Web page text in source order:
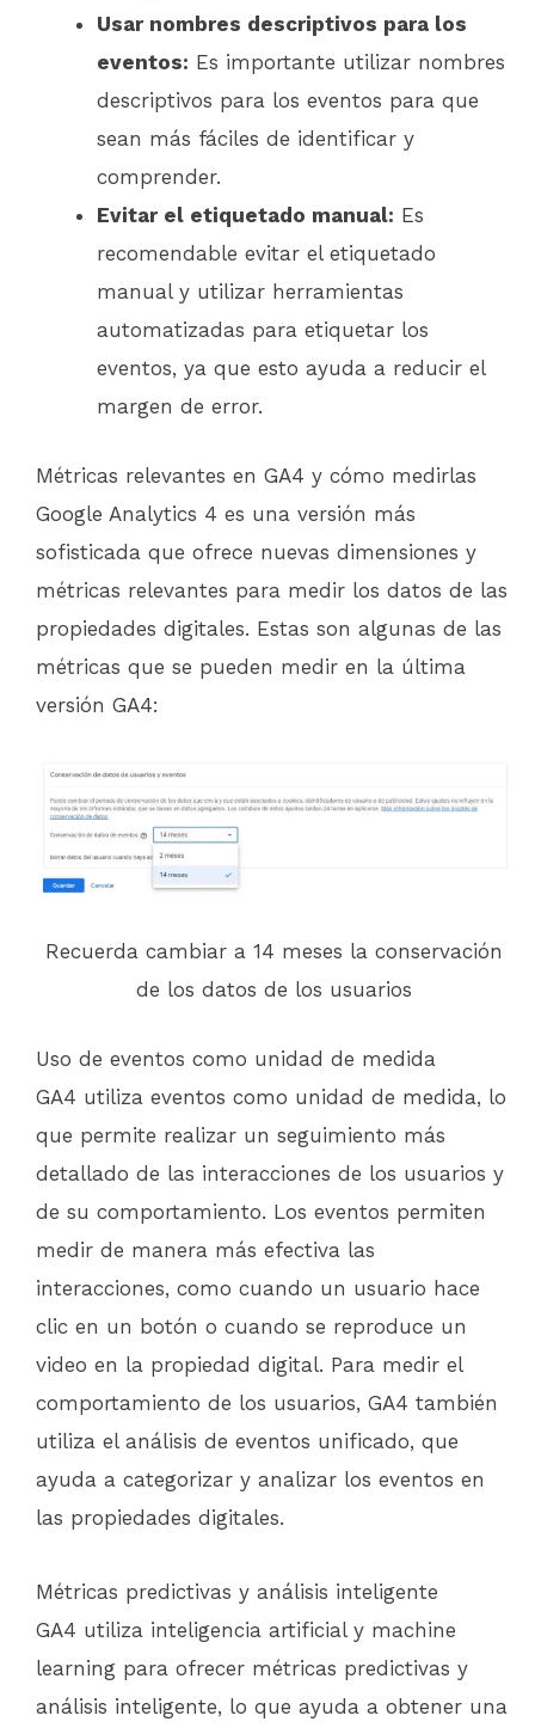
Usar nombres descriptivos para los
eventos: Es importante utilizar nombres
descriptivos para los eventos para que
sean más fáciles de identificar y
comprender.
Evitar el etiquetado manual: Es
recomendable evitar el etiquetado
manual y utilizar herramientas
automatizadas para etiquetar los
eventos, ya que esto ayuda a reducir el
margen de error.
Métricas relevantes en GA4 y cómo medirlas
Google Analytics 4 es una versión más
sofisticada que ofrece nuevas dimensiones y
métricas relevantes para medir los datos de las
propiedades digitales. Estas son algunas de las
métricas que se pueden medir en la última
versión GA4:
Recuerda cambiar a 14 meses la conservación
de los datos de los usuarios
Uso de eventos como unidad de medida
GA4 utiliza eventos como unidad de medida, lo
que permite realizar un seguimiento más
detallado de las interacciones de los usuarios y
de su comportamiento. Los eventos permiten
medir de manera más efectiva las
interacciones, como cuando un usuario hace
clic en un botón o cuando se reproduce un
video en la propiedad digital. Para medir el
comportamiento de los usuarios, GA4 también
utiliza el análisis de eventos unificado, que
ayuda a categorizar y analizar los eventos en
las propiedades digitales.
Métricas predictivas y análisis inteligente
GA4 utiliza inteligencia artificial y machine
learning para ofrecer métricas predictivas y
análisis inteligente, lo que ayuda a obtener una